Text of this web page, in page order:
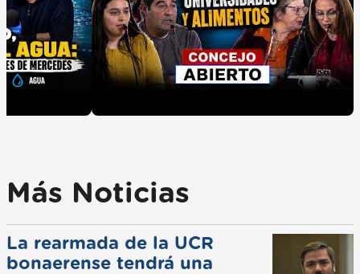
Más Noticias
La rearmada de la UCR
bonaerense tendrá una